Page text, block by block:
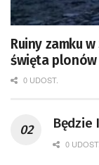
Ruiny zamku
święta plonów
0 UDOST.
Będzie
0 UDOST.